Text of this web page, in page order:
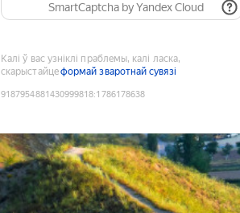
SmartCaptcha by Yandex Cloud
Калі ў вас узніклі праблемы, калі ласка,
скарыстайцеформай зваротнай сувязі
9187954881430999818:1786178638